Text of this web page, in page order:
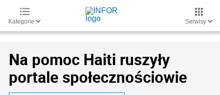
Kategorie Serwisy
Na pomoc Haiti ruszyły
portale społecznościowie